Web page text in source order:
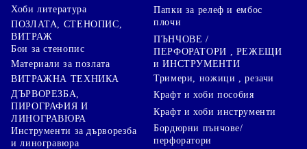
Хоби литература
ПОЗЛАТА, СТЕНОПИС,
ВИТРАЖ
Бои за стенопис
Материали за позлата
ВИТРАЖНА ТЕХНИКА
ДЪРВОРЕЗБА,
ПИРОГРАФИЯ И
ЛИНОГРАВЮРА
Инструменти за дърворезба
и линогравюра
Папки за релеф и ембос
плочи
ПЪНЧОВЕ /
ПЕРФОРАТОРИ , РЕЖЕЩИ
и ИНСТРУМЕНТИ
Тримери, ножици , резачи
Крафт и хоби пособия
Крафт и хоби инструменти
Бордюрни пънчове/
перфоратори